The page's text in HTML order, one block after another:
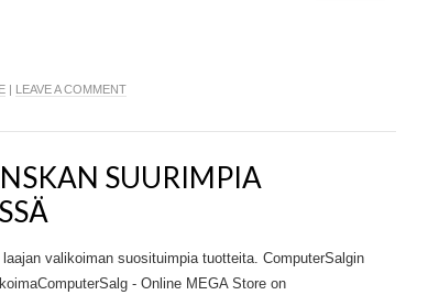
| LEAVE A COMMENT
SUURIMPIA
valikoiman suosituimpia tuotteita. ComputerSalgin
- Online MEGA Store on